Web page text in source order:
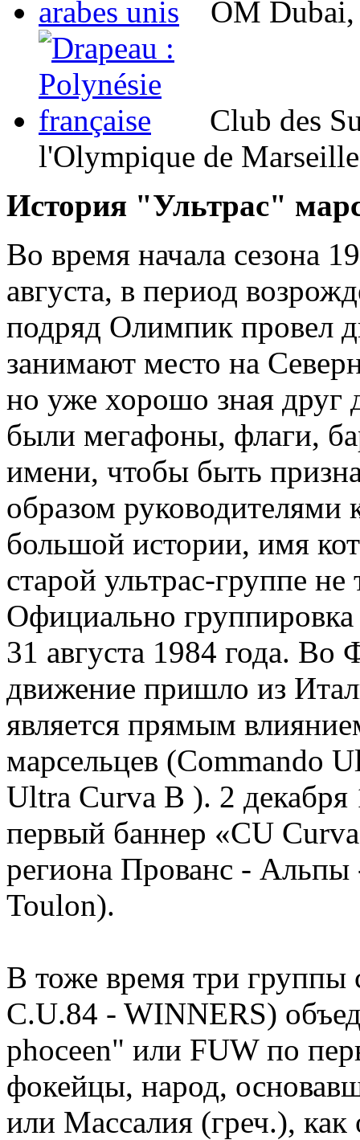
OM Dubai,
Club des
l'Olympique de Marseille
История "Ультрас"
Во время начала сезона
августа, в период
подряд Олимпик провел
занимают место на
но уже хорошо зная друг
были мегафоны, флаги,
имени, чтобы быть
образом руководителями
большой истории, имя
старой ультрас-группе
Официально группировка
31 августа 1984 года.
движение пришло из
является прямым
марсельцев (Commando
Ultra Curva B ). 2 декабря
первый баннер «CU
региона Прованс -
Toulon).
В тоже время три
C.U.84 - WINNERS)
phocеen" или FUW по
фокейцы, народ,
или Массалия (греч.), как